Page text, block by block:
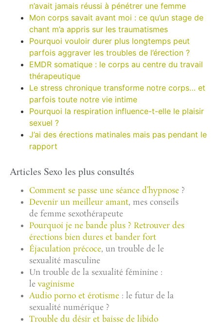
n’avait jamais réussi à pénétrer une femme
Mon corps savait avant moi : ce qu’un stage de
chant m’a appris sur les traumatismes
Pourquoi vouloir durer plus longtemps peut
parfois aggraver les troubles de l’érection ?
EMDR somatique : le corps au centre du travail
thérapeutique
Le stress chronique transforme notre corps… et
parfois toute notre vie intime
Pourquoi la respiration influence-t-elle le plaisir
sexuel ?
J’ai des érections matinales mais pas pendant le
rapport
Articles Sexo les plus consultés
Comment se passe une séance d’hypnose ?
Devenir un meilleur amant, mes conseils
de femme sexothérapeute
Pourquoi je ne bande plus ? Retrouver des
érections bien dures et bander fort
Éjaculation précoce, un trouble de le
sexualité masculine
Un trouble de la sexualité féminine :
levaginisme
Audio porno et érotisme : le futur de la
sexualité numérique ?
Trouble du désir et baisse de libido